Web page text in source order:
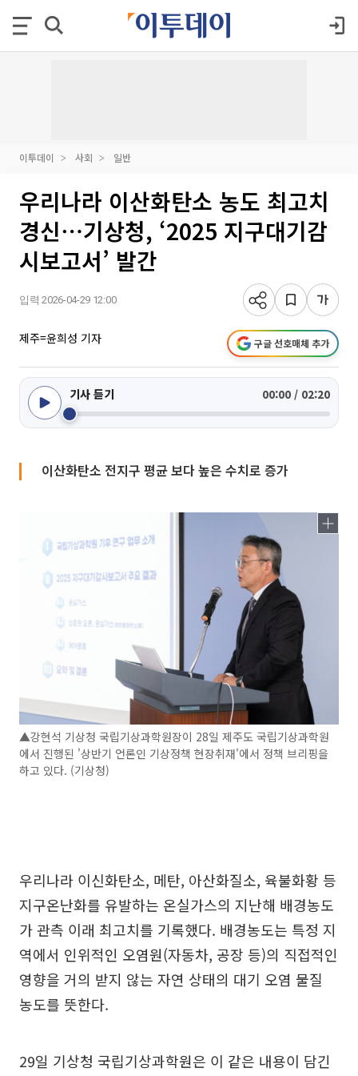
이투데이 사회 일반
우리나라 이산화탄소 농도 최고치
경신⋯기상청, ‘2025 지구대기감
시보고서’ 발간
입력 2026-04-29 12:00
제주=윤희성 기자 구글 선호매체 추가
기사 듣기 00:00 / 02:20
이산화탄소 전지구 평균 보다 높은 수치로 증가
▲강현석 기상청 국립기상과학원장이 28일 제주도 국립기상과학원
에서 진행된 '상반기 언론인 기상정책 현장취재'에서 정책 브리핑을
하고 있다. (기상청)
우리나라 이신화탄소, 메탄, 아산화질소, 육불화황 등
지구온난화를 유발하는 온실가스의 지난해 배경농도
가 관측 이래 최고치를 기록했다. 배경농도는 특정 지
역에서 인위적인 오염원(자동차, 공장 등)의 직접적인
영향을 거의 받지 않는 자연 상태의 대기 오염 물질
농도를 뜻한다.
29일 기상청 국립기상과학원은 이 같은 내용이 담긴